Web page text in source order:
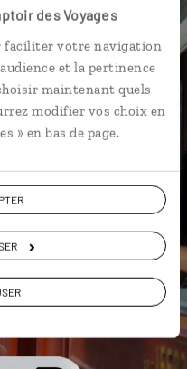
des Voyages
faciliter votre navigation
et la pertinence
maintenant quels
modifier vos choix en
» en bas de page.
watch-hut